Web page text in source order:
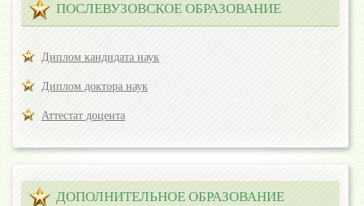
ПОСЛЕВУЗОВСКОЕ ОБРАЗОВАНИЕ
Диплом кандидата наук
Диплом доктора наук
Аттестат доцента
ДОПОЛНИТЕЛЬНОЕ ОБРАЗОВАНИЕ